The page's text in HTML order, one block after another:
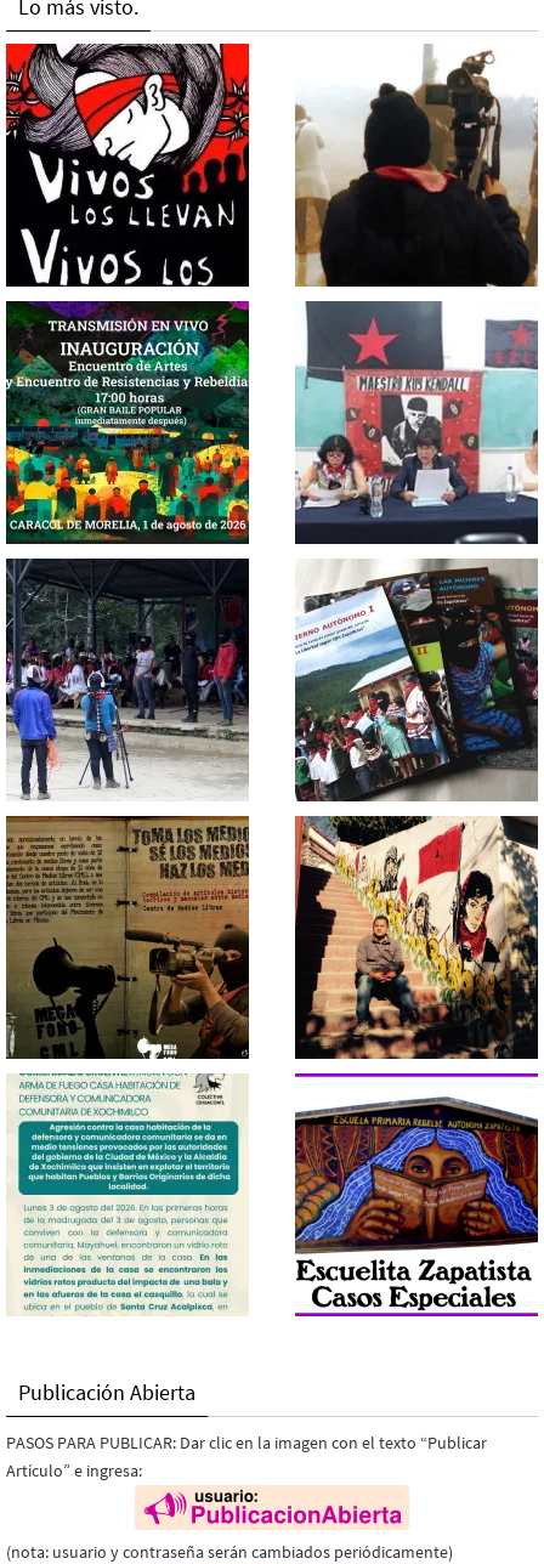
Lo más visto.
Publicación Abierta
PASOS PARA PUBLICAR: Dar clic en la imagen con el texto “Publicar
Artículo” e ingresa:
(nota: usuario y contraseña serán cambiados periódicamente)